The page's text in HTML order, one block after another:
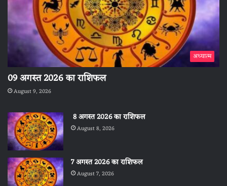
अध्यात्म
09 अगस्त 2026 का राशिफल
August 9, 2026
8 अगस्त 2026 का राशिफल
August 8, 2026
7 अगस्त 2026 का राशिफल
August 7, 2026